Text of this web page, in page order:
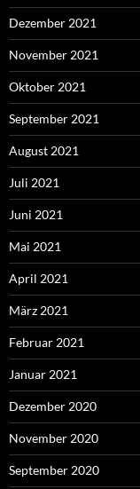
Dezember 2021
November 2021
Oktober 2021
September 2021
August 2021
Juli 2021
Juni 2021
Mai 2021
April 2021
März 2021
Februar 2021
Januar 2021
Dezember 2020
November 2020
September 2020